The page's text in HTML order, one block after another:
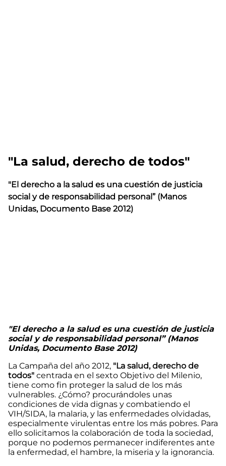
"La salud, derecho de todos"
"El derecho a la salud es una cuestión de justicia
social y de responsabilidad personal” (Manos
Unidas, Documento Base 2012)
"El derecho a la salud es una cuestión de justicia
social y de responsabilidad personal” (Manos
Unidas, Documento Base 2012)
La Campaña del año 2012, "La salud, derecho de
todos" centrada en el sexto Objetivo del Milenio,
tiene como fin proteger la salud de los más
vulnerables. ¿Cómo? procurándoles unas
condiciones de vida dignas y combatiendo el
VIH/SIDA, la malaria, y las enfermedades olvidadas,
especialmente virulentas entre los más pobres. Para
ello solicitamos la colaboración de toda la sociedad,
porque no podemos permanecer indiferentes ante
la enfermedad, el hambre, la miseria y la ignorancia.